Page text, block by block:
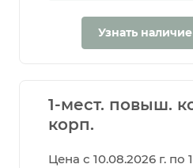
Узнать
1-мест. повыш.
корп.
Цена с 10.08.2026 г. по